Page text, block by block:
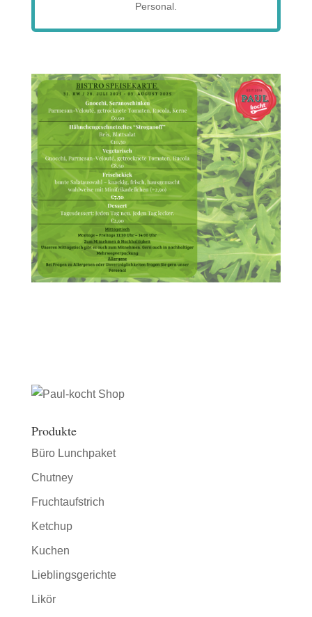
Personal.
Produkte
Büro Lunchpaket
Chutney
Fruchtaufstrich
Ketchup
Kuchen
Lieblingsgerichte
Likör